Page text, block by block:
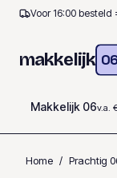
Voor 16:00
makkelijk
Makkelijk 06v.a.
Home / Prachtig